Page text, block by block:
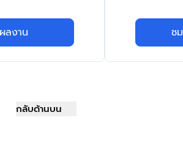
ลงาน ช
กลับด้านบน